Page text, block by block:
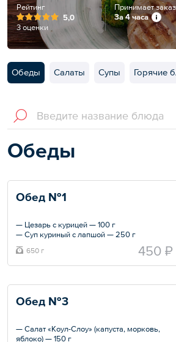
Рейтинг
5,0
3 оценки
Принимает
За 4 часа
Обеды Салаты Супы Горячие
Обеды
Обед №1
— Цезарь с курицей — 100 г
— Суп куриный с лапшой — 250 г
300 г
— Хлеб зерновой — 2 шт.
650 г 450 ₽
Обед №3
— Салат «Коул-Слоу» (капуста, морковь,
яблоко) — 150 г